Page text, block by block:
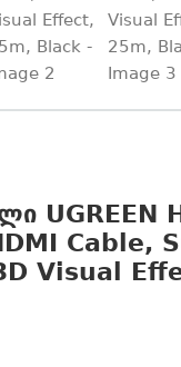
UGREEN
Cable,
Visual